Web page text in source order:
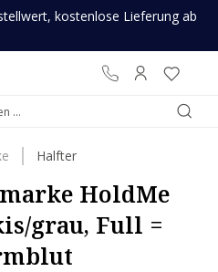
kostenlose Lieferung ab
Halfter
HoldMe
grau, Full =